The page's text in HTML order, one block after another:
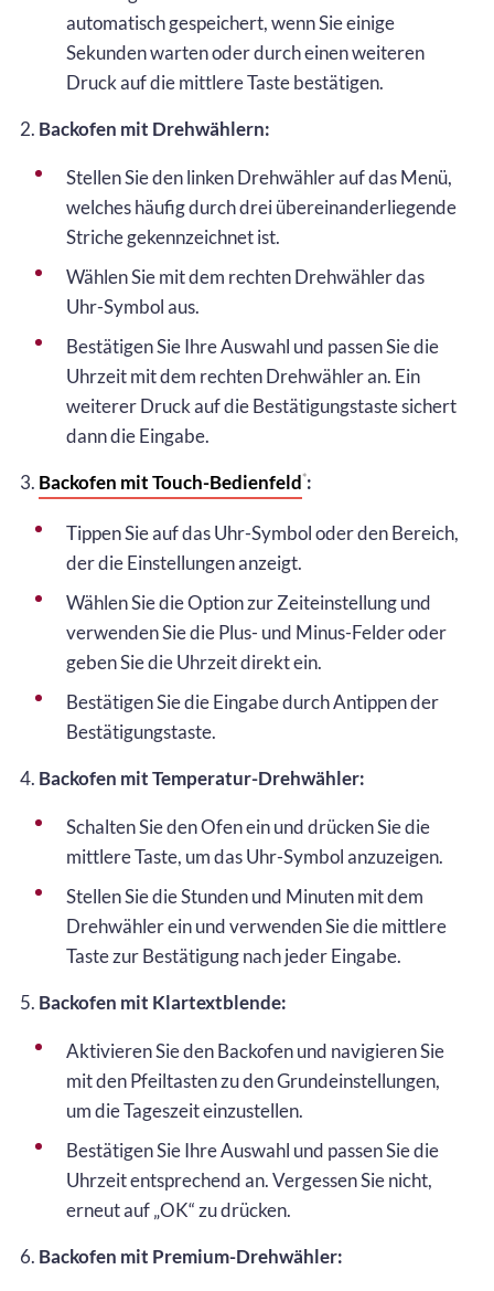
automatisch gespeichert, wenn Sie einige
Sekunden warten oder durch einen weiteren
Druck auf die mittlere Taste bestätigen.
2. Backofen mit Drehwählern:
Stellen Sie den linken Drehwähler auf das Menü,
welches häufig durch drei übereinanderliegende
Striche gekennzeichnet ist.
Wählen Sie mit dem rechten Drehwähler das
Uhr-Symbol aus.
Bestätigen Sie Ihre Auswahl und passen Sie die
Uhrzeit mit dem rechten Drehwähler an. Ein
weiterer Druck auf die Bestätigungstaste sichert
dann die Eingabe.
3. Backofen mit Touch-Bedienfeld*:
Tippen Sie auf das Uhr-Symbol oder den Bereich,
der die Einstellungen anzeigt.
Wählen Sie die Option zur Zeiteinstellung und
verwenden Sie die Plus- und Minus-Felder oder
geben Sie die Uhrzeit direkt ein.
Bestätigen Sie die Eingabe durch Antippen der
Bestätigungstaste.
4. Backofen mit Temperatur-Drehwähler:
Schalten Sie den Ofen ein und drücken Sie die
mittlere Taste, um das Uhr-Symbol anzuzeigen.
Stellen Sie die Stunden und Minuten mit dem
Drehwähler ein und verwenden Sie die mittlere
Taste zur Bestätigung nach jeder Eingabe.
5. Backofen mit Klartextblende:
Aktivieren Sie den Backofen und navigieren Sie
mit den Pfeiltasten zu den Grundeinstellungen,
um die Tageszeit einzustellen.
Bestätigen Sie Ihre Auswahl und passen Sie die
Uhrzeit entsprechend an. Vergessen Sie nicht,
erneut auf „OK“ zu drücken.
6. Backofen mit Premium-Drehwähler: